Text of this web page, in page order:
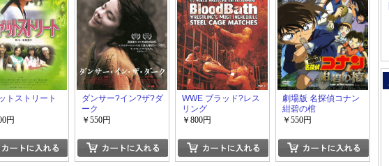
トストリート
円
ダンサー?イン?ザ?ダ
ーク
￥550円
WWE ブラッド?レス
リング
￥800円
劇場版 名探偵コナン
紺碧の棺
￥550円